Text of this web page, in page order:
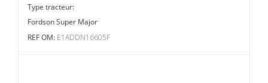
Type tracteur:
Fordson Super Major
REF OM: E1ADDN16605F